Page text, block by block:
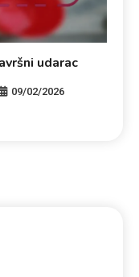
udarac
09/02/2026